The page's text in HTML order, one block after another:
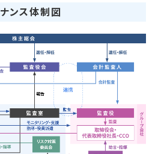
ンス体制図